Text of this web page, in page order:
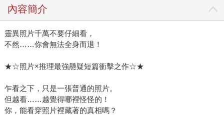
內容簡介
靈異照片千萬不要仔細看，
不然……你會無法全身而退！
★☆照片×推理最強懸疑短篇衝擊之作☆★
乍看之下，只是一張普通的照片。
但越看……越覺得哪裡怪怪的！
你，能看穿照片裡藏著的真相嗎？